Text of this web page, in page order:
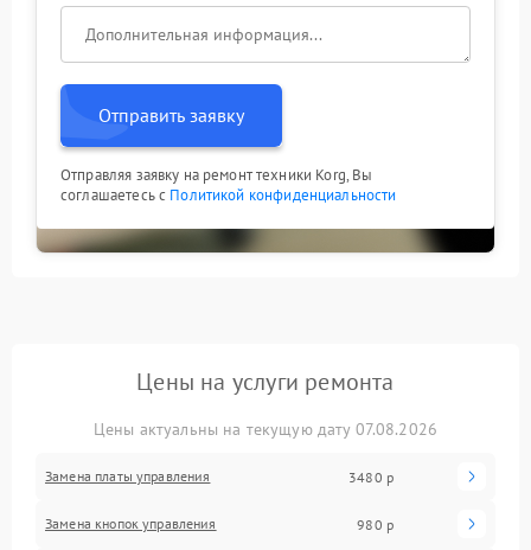
Отправить заявку
Отправляя заявку на ремонт техники Korg, Вы
соглашаетесь с Политикой конфиденциальности
Цены на услуги ремонта
Цены актуальны на текущую дату 07.08.2026
Замена платы управления 3480 р
Замена кнопок управления 980 р